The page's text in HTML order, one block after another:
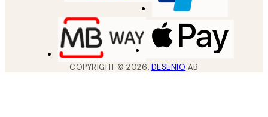
COPYRIGHT ©2026, DESENIO AB